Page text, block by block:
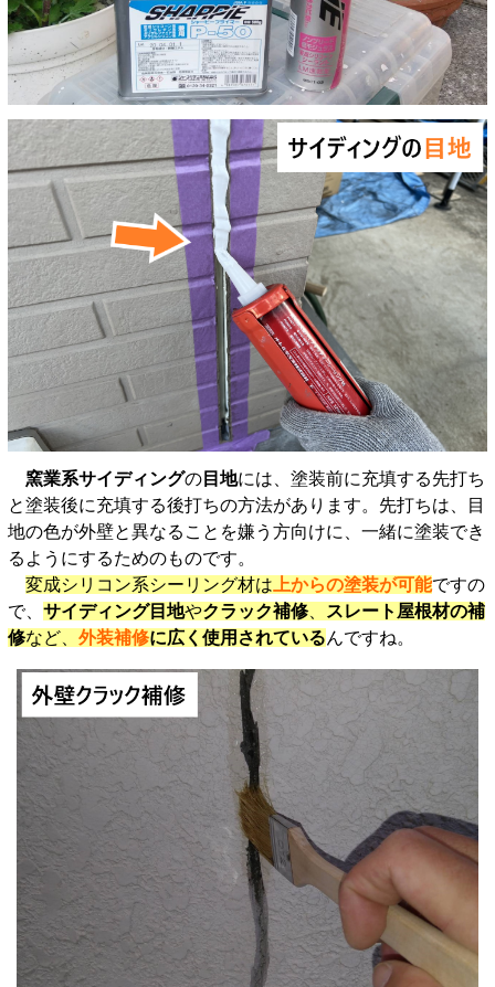
窯業系サイディングの 目地には、塗装前に充填する先打ち
と塗装後に充填する後打ちの方法があります。先打ちは、目
地の色が外壁と異なることを嫌う方向けに、一緒に塗装でき
るようにするためのものです。
変成シリコン系シーリング材は 上からの塗装が可能ですの
で、 サイディング目地やクラック補修
スレート屋根材の補
修など、 外装補修に広く使用されているんですね。